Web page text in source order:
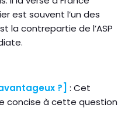
est souvent l’un des
la contrepartie de l’ASP
?]
: Cet
concise à cette question